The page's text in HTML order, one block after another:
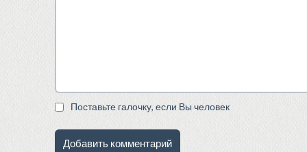
Поставьте галочку, если Вы человек